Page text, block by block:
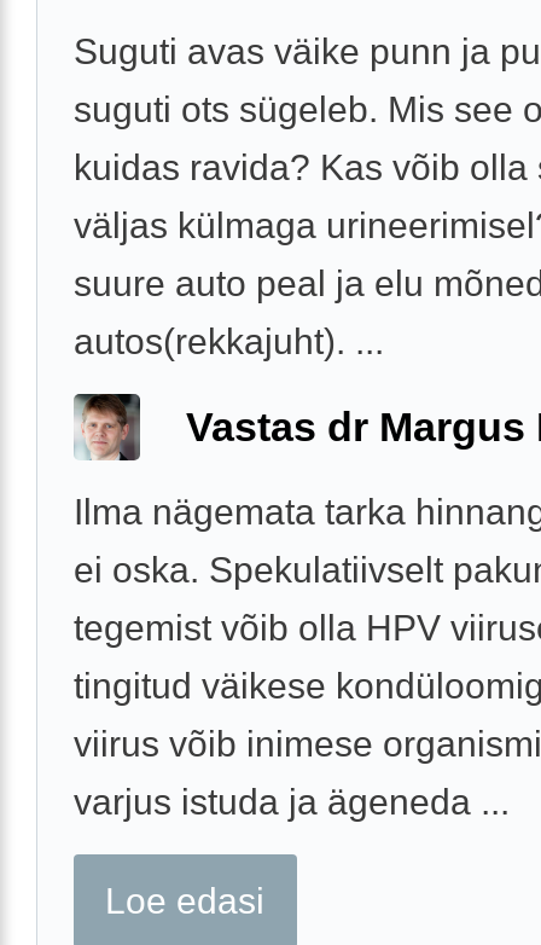
Suguti avas väike punn ja
suguti ots sügeleb. Mis see
kuidas ravida? Kas võib olla
väljas külmaga
suure auto peal ja elu
autos(rekkajuht). ...
Vastas dr Margus
Ilma nägemata tarka
ei oska. Spekulatiivselt
tegemist võib olla HPV
tingitud väikese
viirus võib inimese
varjus istuda ja ägeneda ...
Loe edasi